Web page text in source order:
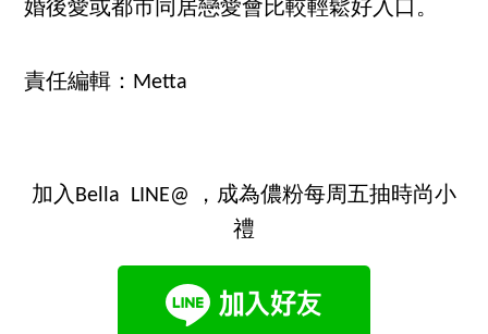
婚後愛或都市同居戀愛會比較輕鬆好入口。
責任編輯：Metta
加入Bella LINE@ ，成為儂粉每周五抽時尚小
禮